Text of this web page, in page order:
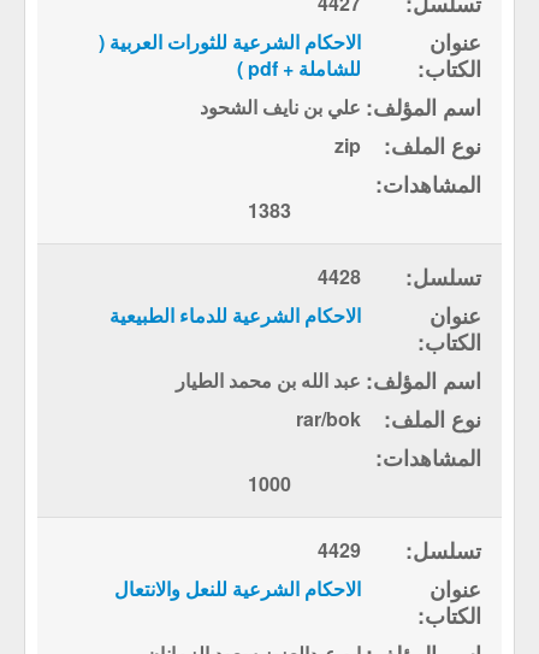
الاحكام الشرعية للثورات العربية (
للشاملة + pdf )
علي بن نايف الشحود
zip
1383
4428
الاحكام الشرعية للدماء الطبيعية
عبد الله بن محمد الطيار
rar/bok
1000
4429
الاحكام الشرعية للنعل والانتعال